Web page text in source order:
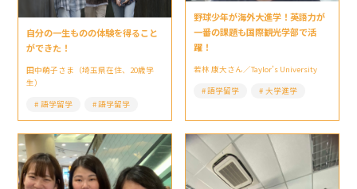
自分の一生ものの体験を得ること
ができた！
田中萌子さま（埼玉県在住、20歳学
生）
語学留学
語学留学
野球少年が海外大進学！英語力が
一番の課題も国際観光学部で活
躍！
若林 康大さん／Taylor’s University
語学留学
大学進学